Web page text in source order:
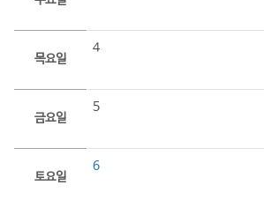
목요일
4
금요일
5
토요일
6